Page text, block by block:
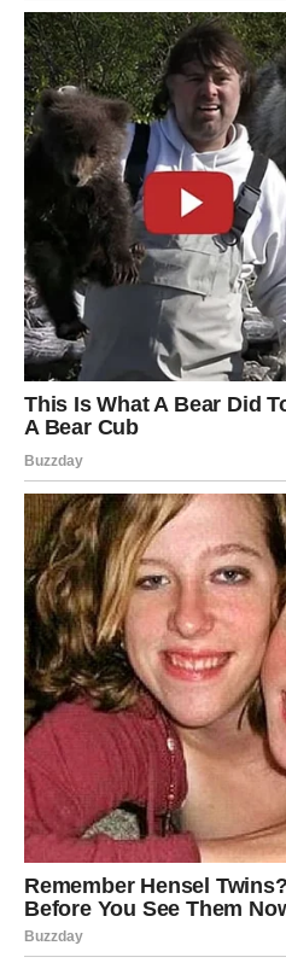
Pomoću poklopca ili
komade.
Na svaki komad tijesta
jabuka, zarolajte ga i
4. Pečenje:
Rolade slažite na pleh
Pecite u prethodno
20–25 minuta, dok ne
5. Posluživanje:
Ostavite rolade da se
Pospite ih šećerom u prahu
Bonus: Sirup za
Ovaj prirodni sirup od cikle,
je za podizanje razine željeza
sustava.
Sastojci:
1 kg cikle
1 kg mrkve
1 kg jabuka
4 limuna